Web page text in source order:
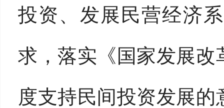
投资、发展民营经济
求，落实《国家发展
度支持民间投资发展